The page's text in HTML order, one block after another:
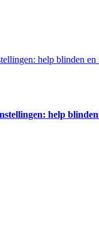
help blinden en
help